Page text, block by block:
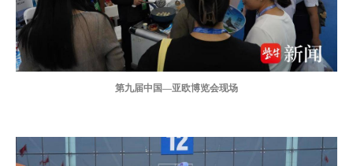
第九届中国—亚欧博览会现场